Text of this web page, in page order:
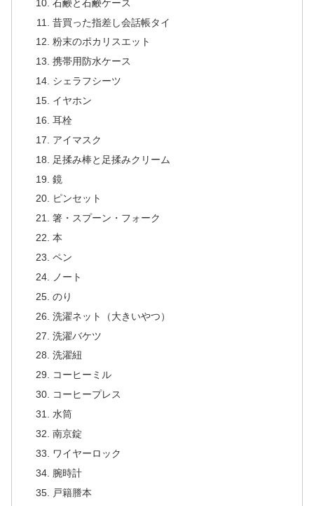
石鹸と石鹸ケース
昔買った指差し会話帳タイ
粉末のポカリスエット
携帯用防水ケース
シェラフシーツ
イヤホン
耳栓
アイマスク
足揉み棒と足揉みクリーム
鏡
ピンセット
箸・スプーン・フォーク
本
ペン
ノート
のり
洗濯ネット（大きいやつ）
洗濯バケツ
洗濯紐
コーヒーミル
コーヒープレス
水筒
南京錠
ワイヤーロック
腕時計
戸籍謄本